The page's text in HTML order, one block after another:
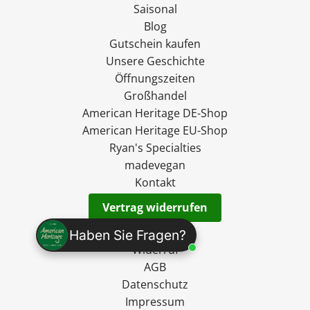
Haben Sie Fragen?
Saisonal
Blog
Gutschein kaufen
Unsere Geschichte
Öffnungszeiten
Großhandel
American Heritage DE-Shop
American Heritage EU-Shop
Ryan's Specialties
madevegan
Kontakt
Vertrag widerrufen
Versand
Widerruf
AGB
Datenschutz
Impressum